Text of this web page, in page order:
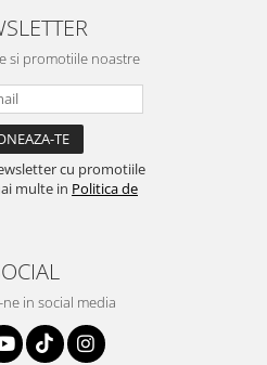
si promotiile noastre
cu promotiile
multe in Politica de
in social media